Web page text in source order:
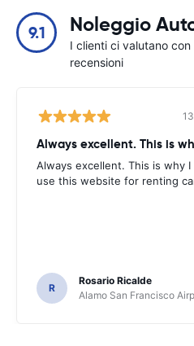
9.1 Noleggio
I clienti ci valutano
recensioni
Always excellent. This is
Always excellent. This is why I
use this website for renting
R
Rosario Ricalde
Alamo San Francisco